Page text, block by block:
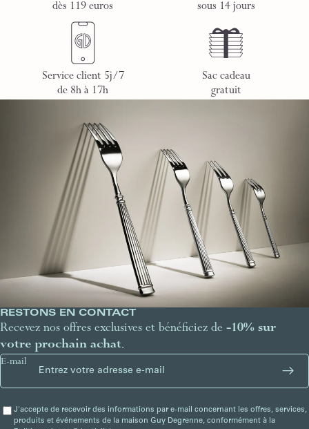
dès 119 euros
sous 14 jours
Service client 5j/7
de 8h à 17h
Sac cadeau
gratuit
RESTONS EN CONTACT
Recevez nos offres exclusives et bénéficiez de -10% sur
votre prochain achat.
E-mail
J'accepte de recevoir des informations par e-mail concernant les offres, services,
produits et événements de la maison Guy Degrenne, conformément à la